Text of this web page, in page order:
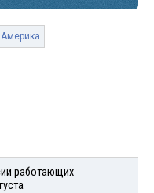
работающих